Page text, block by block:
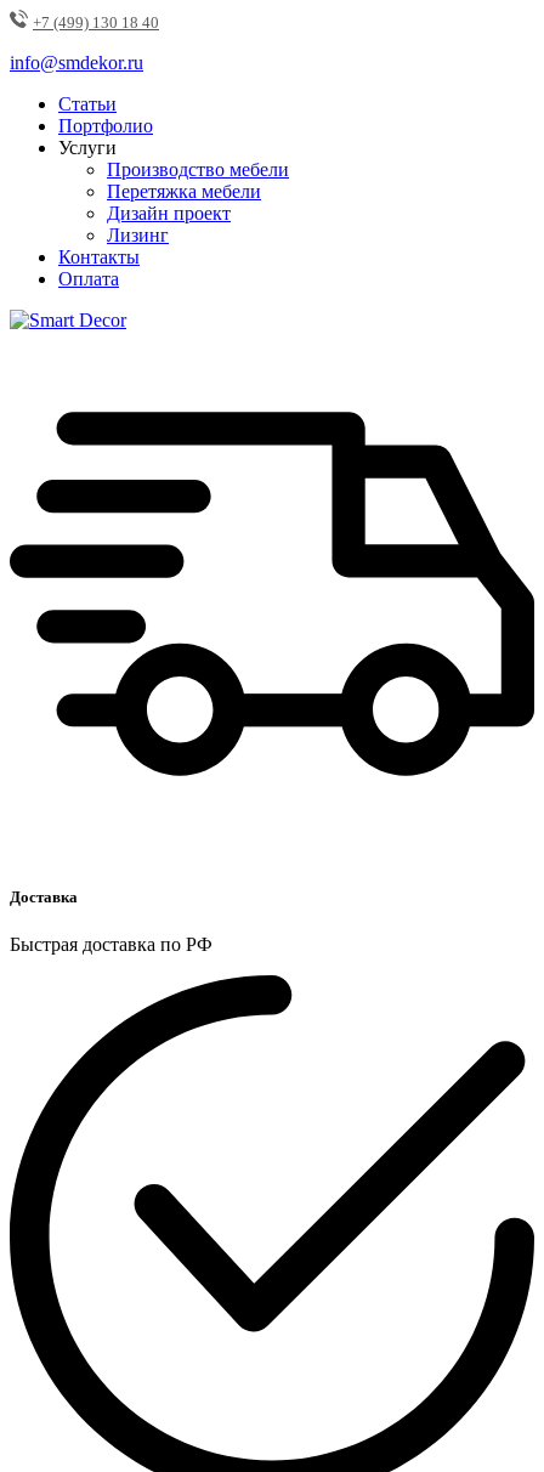
+7 (499) 130 18 40
info@smdekor.ru
Статьи
Портфолио
Услуги
Производство мебели
Перетяжка мебели
Дизайн проект
Лизинг
Контакты
Оплата
Доставка
Быстрая доставка по РФ